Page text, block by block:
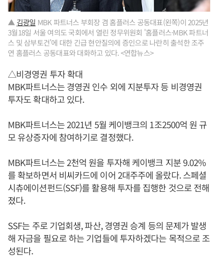
▲ 김광일 MBK 파트너스 부회장 겸 홈플러스 공동대표(왼쪽)이 2025년
3월18일 서울 여의도 국회에서 열린 정무위원회 '홈플러스·MBK 파트너
스 및 삼부토건'에 대한 긴급 현안질의에 증인으로 나란히 출석한 조주
연 홈플러스 공동대표와 대화하고 있다. <연합뉴스>
△비경영권 투자 확대
MBK파트너스는 경영권 인수 외에 지분투자 등 비경영권
투자도 확대하고 있다.
MBK파트너스는 2021년 5월 케이뱅크의 1조2500억 원 규
모 유상증자에 참여하기로 결정했다.
MBK파트너스는 2천억 원을 투자해 케이뱅크 지분 9.02%
를 확보하면서 비씨카드에 이어 2대주주에 올랐다. 스페셜
시츄에이션펀드(SSF)를 활용해 투자를 집행한 것으로 전해
졌다.
SSF는 주로 기업회생, 파산, 경영권 승계 등의 문제가 발생
해 자금을 필요로 하는 기업들에 투자하겠다는 목적으로 조
성된다.